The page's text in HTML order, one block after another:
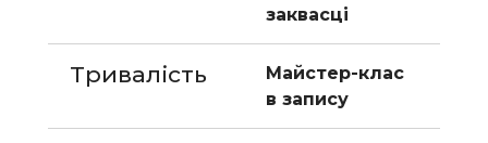
заквасці
Тривалість
Майстер-клас
в запису